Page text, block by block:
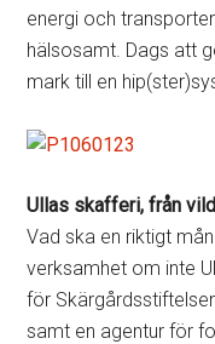
energi och
hälsosamt. Dags att
mark till en
Ullas skafferi, från
Vad ska en riktigt
verksamhet om inte
för
samt en agentur för